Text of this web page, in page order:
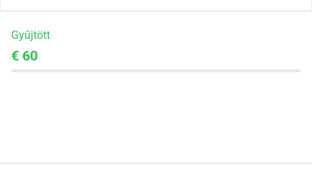
Gyűjtött
€ 60